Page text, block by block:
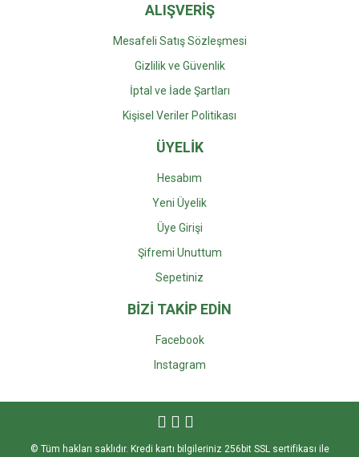
ALIŞVERİŞ
Mesafeli Satış Sözleşmesi
Gizlilik ve Güvenlik
İptal ve İade Şartları
Kişisel Veriler Politikası
ÜYELİK
Hesabım
Yeni Üyelik
Üye Girişi
Şifremi Unuttum
Sepetiniz
BİZİ TAKİP EDİN
Facebook
Instagram
© Tüm hakları saklıdır. Kredi kartı bilgileriniz 256bit SSL sertifikası ile